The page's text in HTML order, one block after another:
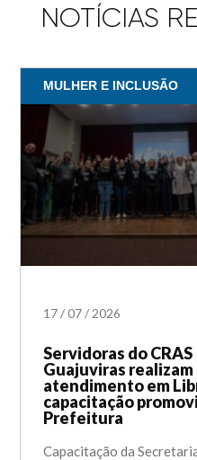
NOTÍCIAS
MULHER E INCLUSÃO
17/07/ 2026
Servidoras do CRAS
Guajuviras
atendimento em
capacitação
Prefeitura
Capacitação da